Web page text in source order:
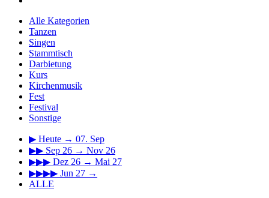
Alle Kategorien
Tanzen
Singen
Stammtisch
Darbietung
Kurs
Kirchenmusik
Fest
Festival
Sonstige
▶ Heute → 07. Sep
▶▶ Sep 26 → Nov 26
▶▶▶ Dez 26 → Mai 27
▶▶▶▶ Jun 27 →
ALLE